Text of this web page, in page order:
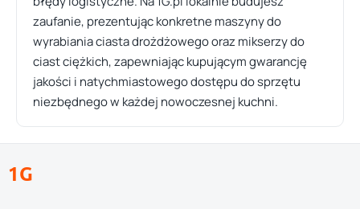
zaufanie, prezentując konkretne maszyny do
wyrabiania ciasta drożdżowego oraz mikserzy do
ciast ciężkich, zapewniając kupującym gwarancję
jakości i natychmiastowego dostępu do sprzętu
niezbędnego w każdej nowoczesnej kuchni.
1G